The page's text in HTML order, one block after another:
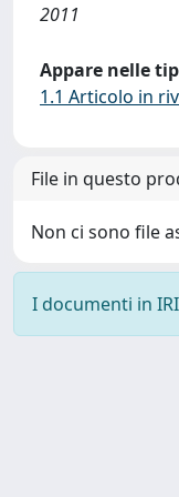
2011
Appare nelle
1.1 Articolo in
File in questo
Non ci sono file
I documenti in